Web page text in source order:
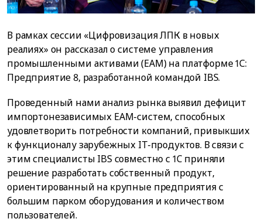
В рамках сессии «Цифровизация ЛПК в новых
реалиях» он рассказал о системе управления
промышленными активами (EAM) на платформе 1С:
Предприятие 8, разработанной командой IBS.
Проведенный нами анализ рынка выявил дефицит
импортонезависимых EAM-систем, способных
удовлетворить потребности компаний, привыкших
к функционалу зарубежных IT-продуктов. В связи с
этим специалисты IBS совместно с 1C приняли
решение разработать собственный продукт,
ориентированный на крупные предприятия с
большим парком оборудования и количеством
пользователей.